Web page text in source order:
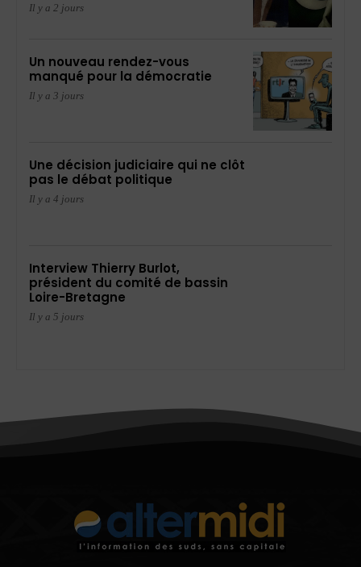
Il y a 2 jours
Un nouveau rendez-vous
manqué pour la démocratie
Il y a 3 jours
Une décision judiciaire qui ne clôt
pas le débat politique
Il y a 4 jours
Interview Thierry Burlot,
président du comité de bassin
Loire-Bretagne
Il y a 5 jours